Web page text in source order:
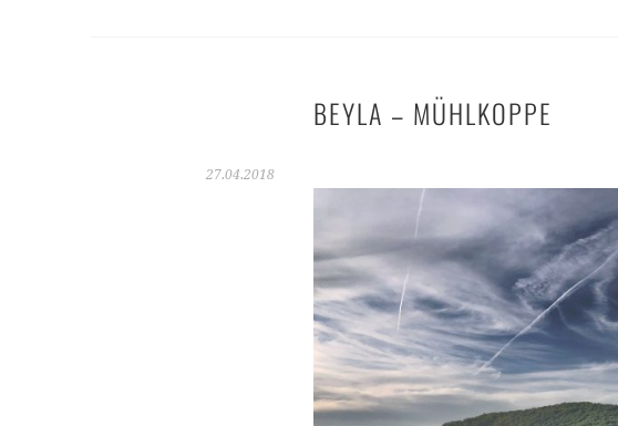
BEYLA – MÜHLKOPPE
27.04.2018